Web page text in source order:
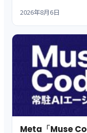
2026年8月6日
Meta「Muse